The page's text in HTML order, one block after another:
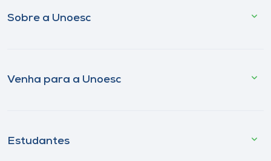
Sobre a Unoesc
Venha para a Unoesc
Estudantes